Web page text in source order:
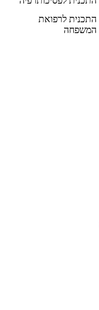
התכנית לרפואת
המשפחה